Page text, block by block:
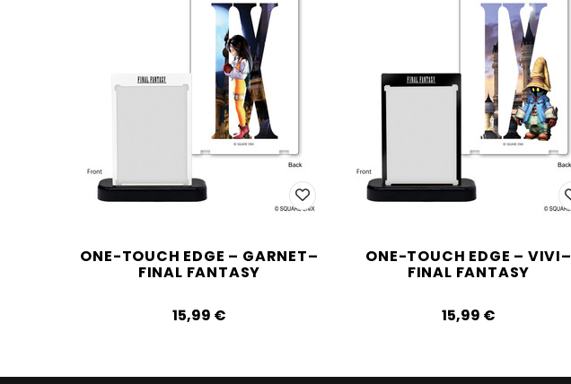
ONE-TOUCH EDGE – GARNET–
FINAL FANTASY
15,99‎ ‎€
ONE-TOUCH EDGE – VIVI–
FINAL FANTASY
15,99‎ ‎€